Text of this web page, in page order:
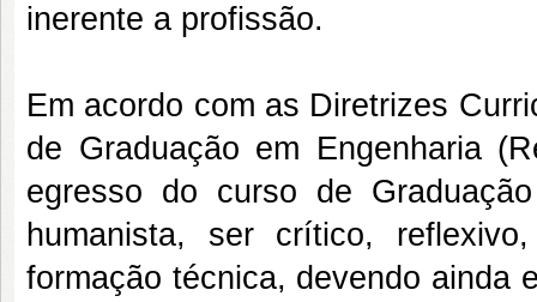
inerente a profissão.
Em acordo com as Diretrizes
de Graduação em Engenharia
egresso do curso de
humanista, ser crítico,
formação técnica, devendo ainda